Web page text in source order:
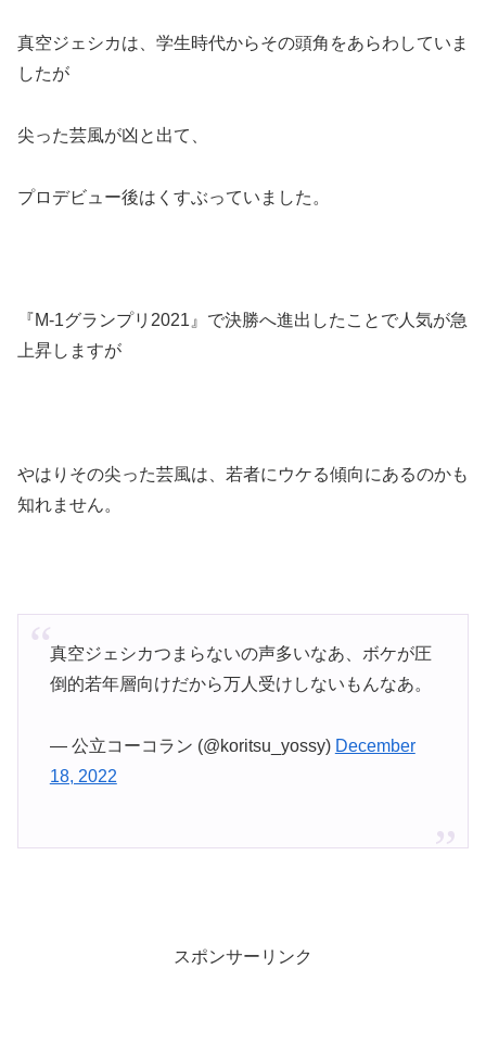
真空ジェシカは、学生時代からその頭角をあらわしていま
したが
尖った芸風が凶と出て、
プロデビュー後はくすぶっていました。
『M-1グランプリ2021』で決勝へ進出したことで人気が急
上昇しますが
やはりその尖った芸風は、若者にウケる傾向にあるのかも
知れません。
真空ジェシカつまらないの声多いなあ、ボケが圧
倒的若年層向けだから万人受けしないもんなあ。
— 公立コーコラン (@koritsu_yossy) December
18, 2022
スポンサーリンク